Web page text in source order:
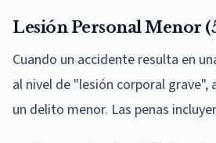
Lesión Personal Menor
Cuando un accidente resulta en
al nivel de "lesión corporal grave",
un delito menor. Las penas